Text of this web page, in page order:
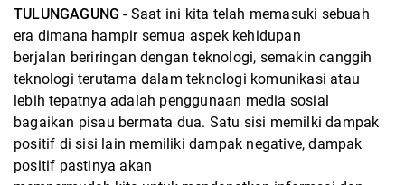
TULUNGAGUNG - Saat ini kita telah memasuki sebuah
era dimana hampir semua aspek kehidupan
berjalan beriringan dengan teknologi, semakin canggih
teknologi terutama dalam teknologi komunikasi atau
lebih tepatnya adalah penggunaan media sosial
bagaikan pisau bermata dua. Satu sisi memilki dampak
positif di sisi lain memiliki dampak negative, dampak
positif pastinya akan